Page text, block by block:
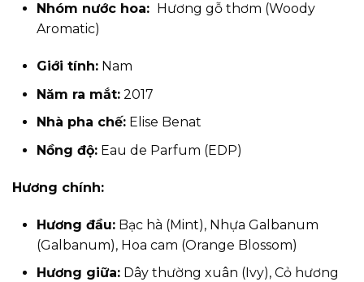
Nhóm nước hoa:
Hương gỗ thơm (Woody
Aromatic)
Giới tính: Nam
Năm ra mắt: 2017
Nhà pha chế: Elise Benat
Nồng độ: Eau de Parfum (EDP)
Hương chính:
Hương đầu: Bạc hà (Mint), Nhựa Galbanum
(Galbanum), Hoa cam (Orange Blossom)
Hương giữa: Dây thường xuân (Ivy), Cỏ hương